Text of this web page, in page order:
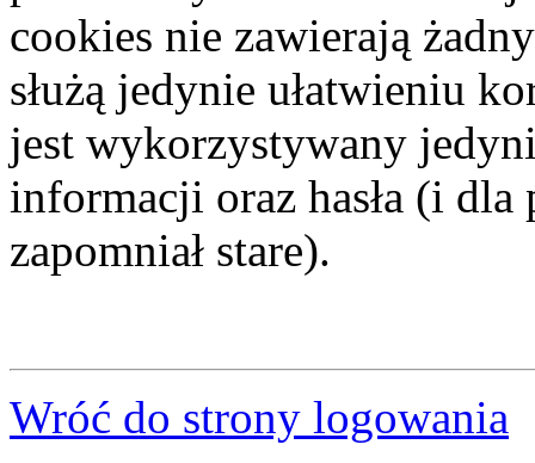
cookies nie zawierają
służą jedynie ułatwieniu
jest wykorzystywany
informacji oraz hasła (i dla
zapomniał stare).
Wróć do strony logowania